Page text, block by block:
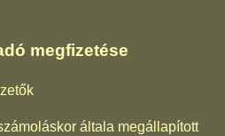
megfizetése
általa megállapított